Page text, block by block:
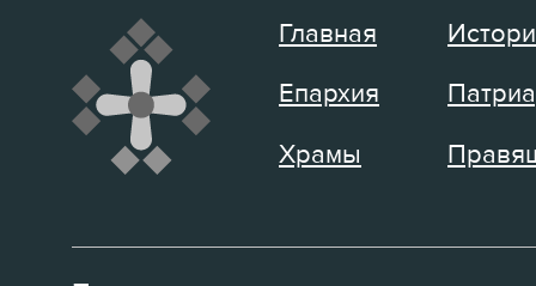
Главная
Епархия
Храмы